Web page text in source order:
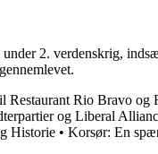
under 2. verdenskrig,
Rio Bravo og
og Liberal
Historie • Korsør: En